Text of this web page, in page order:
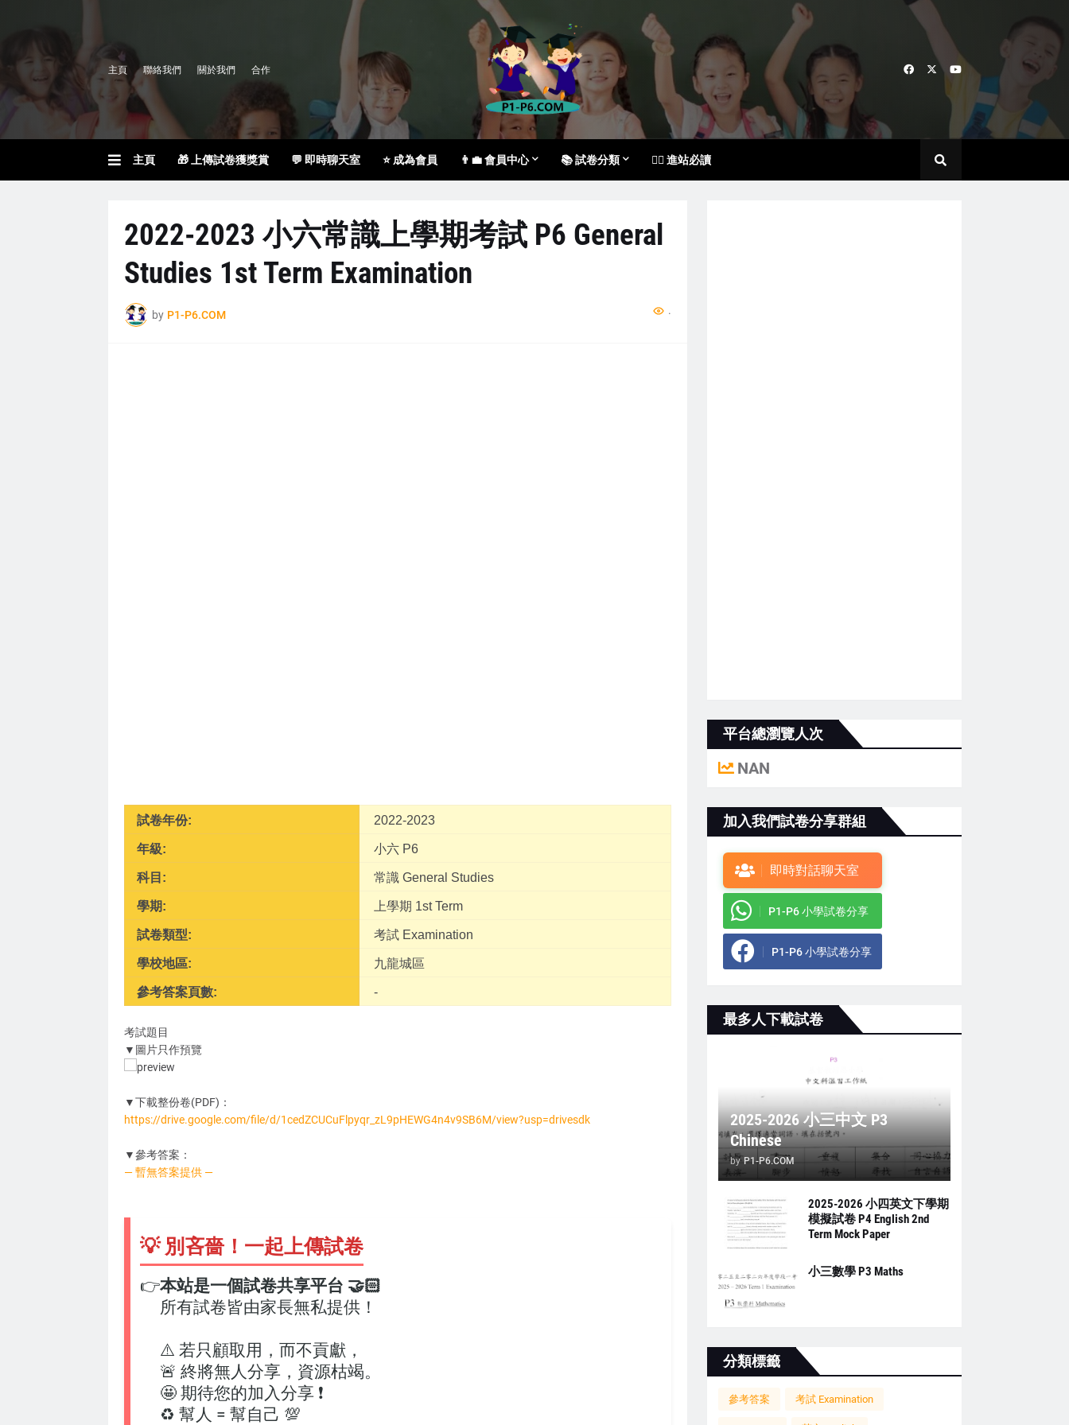
主頁 聯絡我們 關於我們 合作
主頁 🎁 上傳試卷獲獎賞 💬 即時聊天室 ⭐ 成為會員 👨‍💼 會員中心 📚 試卷分類 🙇‍♀️ 進站必讀
2022-2023 小六常識上學期考試 P6 General
Studies 1st Term Examination
by P1-P6.COM ...
試卷年份: 2022-2023
年級: 小六 P6
科目: 常識 General Studies
學期: 上學期 1st Term
試卷類型: 考試 Examination
學校地區: 九龍城區
參考答案頁數: -
考試題目
▼圖片只作預覽
▼下載整份卷(PDF)：
https://drive.google.com/file/d/1cedZCUCuFlpyqr_zL9pHEWG4n4v9SB6M/view?usp=drivesdk
▼參考答案：
— 暫無答案提供 —
💡 別吝嗇！一起上傳試卷
本站是一個試卷共享平台 🤝🏻
👉
所有試卷皆由家長無私提供！
⚠️ 若只顧取用，而不貢獻，
🚨 終將無人分享，資源枯竭。
🤩 期待您的加入分享 ❗
♻️ 幫人 = 幫自己 💯
平台總瀏覽人次
NAN
加入我們試卷分享群組
即時對話聊天室
P1-P6 小學試卷分享
P1-P6 小學試卷分享
最多人下載試卷
2025-2026 小三中文 P3
Chinese
by P1-P6.COM
2025-2026 小四英文下學期
模擬試卷 P4 English 2nd
Term Mock Paper
小三數學 P3 Maths
分類標籤
參考答案 考試 Examination